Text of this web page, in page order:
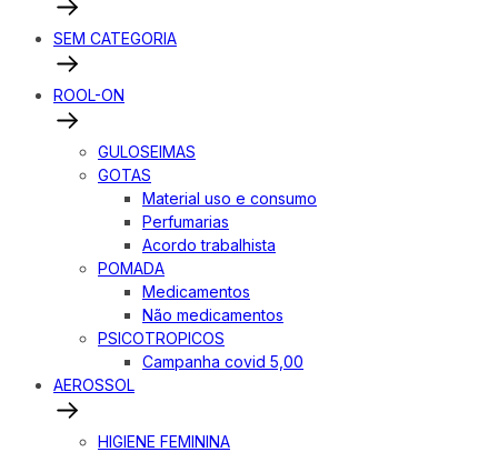
SEM CATEGORIA
ROOL-ON
GULOSEIMAS
GOTAS
Material uso e consumo
Perfumarias
Acordo trabalhista
POMADA
Medicamentos
Não medicamentos
PSICOTROPICOS
Campanha covid 5,00
AEROSSOL
HIGIENE FEMININA